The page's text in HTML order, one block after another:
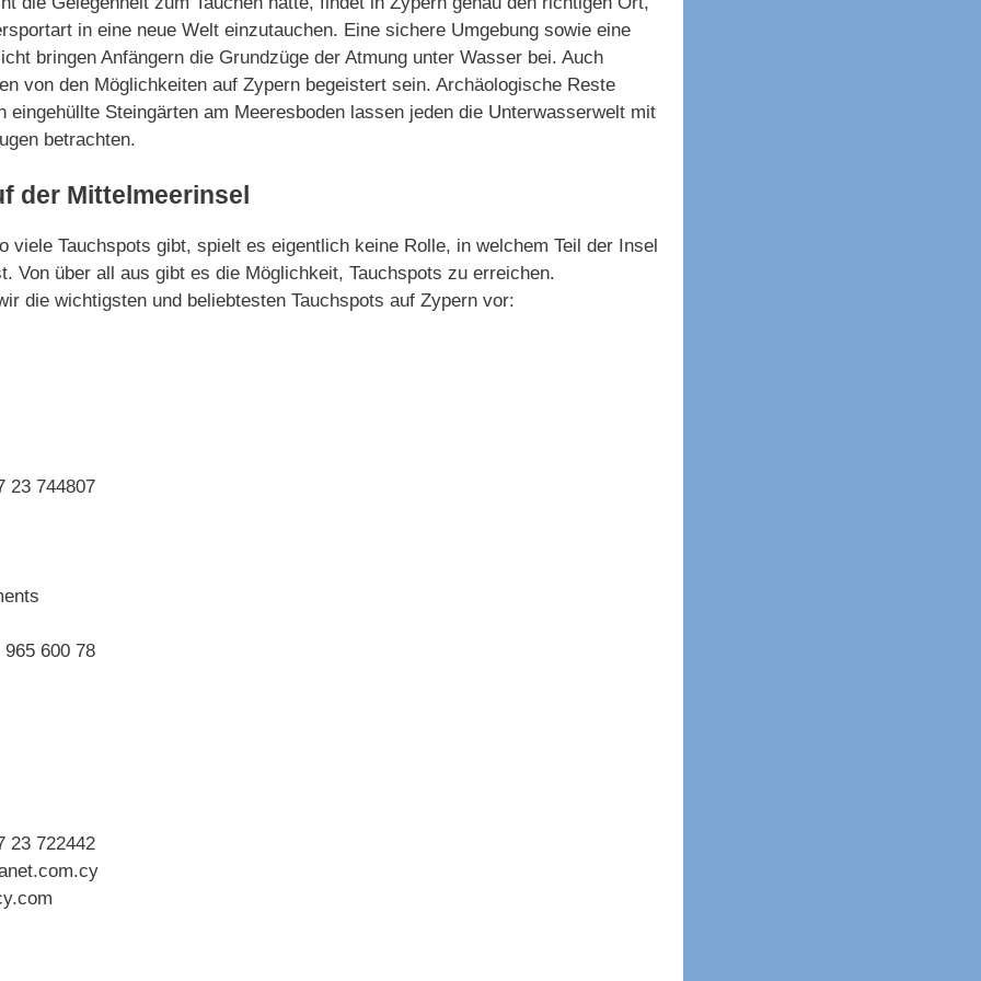
in eine neue Welt einzutauchen. Eine sichere Umgebung sowie eine
bringen Anfängern die Grundzüge der Atmung unter Wasser bei. Auch
von den Möglichkeiten auf Zypern begeistert sein. Archäologische Reste
eingehüllte Steingärten am Meeresboden lassen jeden die Unterwasserwelt mit
betrachten.
der Mittelmeerinsel
viele Tauchspots gibt, spielt es eigentlich keine Rolle, in welchem Teil der Insel
Von über all aus gibt es die Möglichkeit, Tauchspots zu erreichen.
die wichtigsten und beliebtesten Tauchspots auf Zypern vor:
23 744807
600 78
23 722442